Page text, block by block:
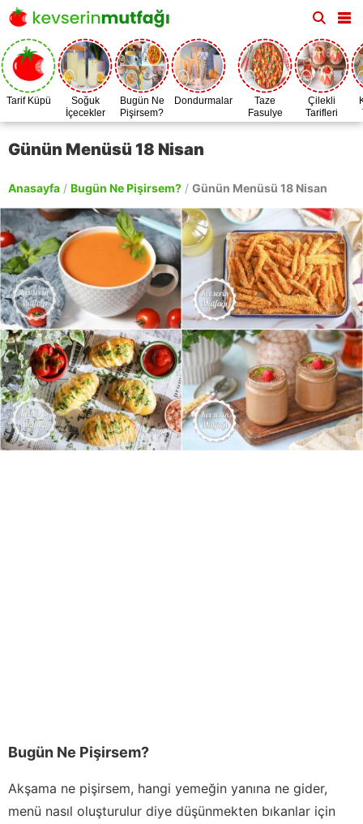
Tarif Küpü
Soğuk
İçecekler
Bugün Ne
Pişirsem?
Dondurmalar
Taze
Fasulye
Zamanı
Çilekli
Tarifleri
Günün Menüsü 18 Nisan
Anasayfa / Bugün Ne Pişirsem? / Günün Menüsü 18 Nisan
Bugün Ne Pişirsem?
Akşama ne pişirsem, hangi yemeğin yanına ne gider,
menü nasıl oluşturulur diye düşünmekten bıkanlar için